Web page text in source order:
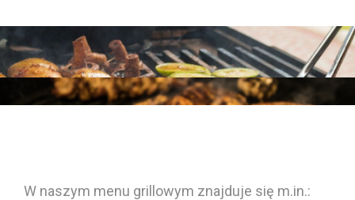
W naszym menu grillowym znajduje się m.in.: